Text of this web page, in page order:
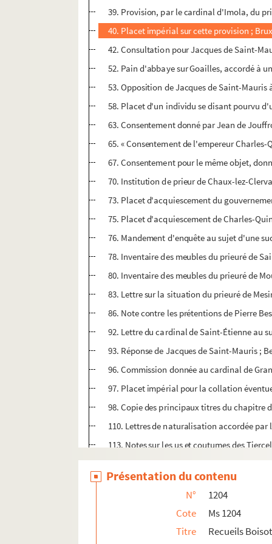
39. Provision, par le cardinal d'Imola, du
40. Placet impérial sur cette provision ;
42. Consultation pour Jacques de Saint-
52. Pain d'abbaye sur Goailles, accordé à
53. Opposition de Jacques de Saint-
58. Placet d'un individu se disant pourvu
63. Consentement donné par Jean de
65. « Consentement de l'empereur
67. Consentement pour le même objet,
70. Institution de prieur de Chaux-lez-
73. Placet d'acquiescement du
75. Placet d'acquiescement de Charles-
76. Mandement d'enquête au sujet d'une
78. Inventaire des meubles du prieuré de
80. Inventaire des meubles du prieuré de
83. Lettre sur la situation du prieuré de
86. Note contre les prétentions de Pierre
92. Lettre du cardinal de Saint-Étienne au
93. Réponse de Jacques de Saint-Mauris ;
96. Commission donnée au cardinal de
97. Placet impérial pour la collation
98. Copie des principaux titres du chapitre
110. Lettres de naturalisation accordée
113. Notes sur les us et coutumes des
117. Commission royale au parlement de
118. Lettre écrite en conséquence à
119. Procès-verbaux d'enquêtes faites
186. État de la répartition annuelle des
196. Placet impérial pour la prise de
Présentation du contenu
N°
1204
Cote
Ms 1204
Titre
Recueils